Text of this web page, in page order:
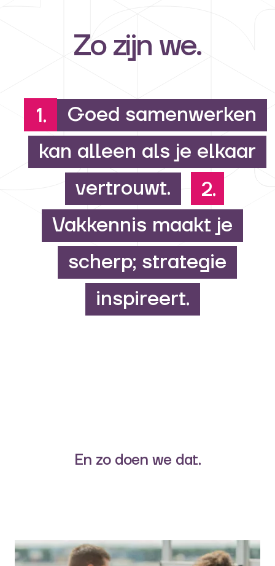
Zo zijn we.
1.
Goed samenwerken
kan alleen als je elkaar
vertrouwt.
2.
Vakkennis maakt je
scherp; strategie
inspireert.
3.
En zo doen we dat.